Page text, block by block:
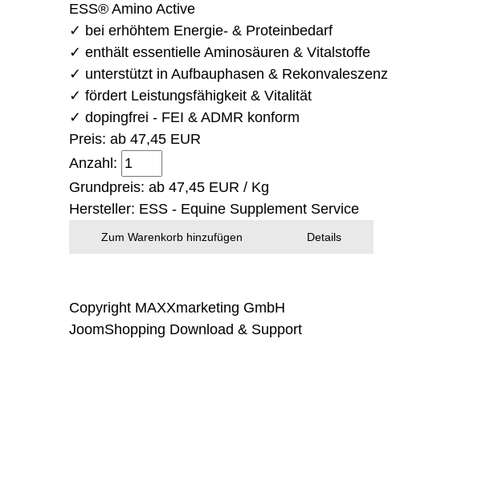
ESS® Amino Active
✓ bei erhöhtem Energie- & Proteinbedarf
✓ enthält essentielle Aminosäuren & Vitalstoffe
✓ unterstützt in Aufbauphasen & Rekonvaleszenz
✓ fördert Leistungsfähigkeit & Vitalität
✓ dopingfrei - FEI & ADMR konform
Preis: ab 47,45 EUR
Anzahl:
Grundpreis: ab 47,45 EUR / Kg
Hersteller: ESS - Equine Supplement Service
Zum Warenkorb hinzufügen Details
Copyright MAXXmarketing GmbH
JoomShopping Download & Support